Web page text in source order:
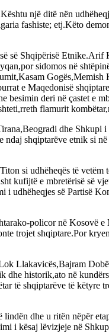
një ditë nën
fashiste; etj.Këto
së Shqipërisë
sidomos në
Gogës,Memish
e Maqedonisë
besimin deri në çastet e
flamurit
dhe
shqiptarëve etnik si
si udhëheqës të vetëm
kufijtë e mbretërisë së
udhëheqjes së Partisë
policor në Kosovë
trojet shqiptare.Por
Llakavicës,Bajram
dhe historik,ato në
të shqiptarëve të këtyre
dhe u ritën nëpër
i kësaj lëvizjeje në